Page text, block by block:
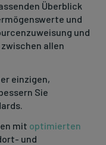
Überblick
und
und
allen
einzigen,
Sie
mit optimierten
und